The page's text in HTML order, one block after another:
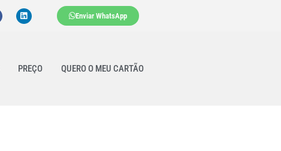
Enviar WhatsApp
PREÇO QUERO O MEU CARTÃO